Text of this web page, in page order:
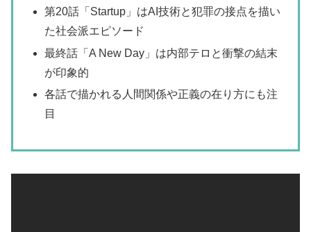
第20話「Startup」はAI技術と犯罪の接点を描い
た社会派エピソード
最終話「A New Day」は内部テロと衝撃の結末
が印象的
各話で描かれる人間関係や正義の在り方にも注
目